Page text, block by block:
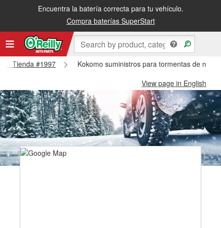
Encuentra la batería correcta para tu vehículo.
Compra baterías SuperStart
Tienda #1997
Kokomo suministros para tormentas de
View page in English